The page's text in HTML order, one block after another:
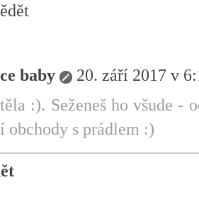
baby
20. září 2017 v
:). Seženeš ho všude -
obchody s prádlem :)